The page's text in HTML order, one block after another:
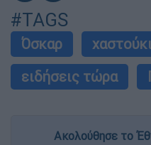
#TAGS
Όσκαρ
ειδήσεις τώρα
Ακολούθησε το